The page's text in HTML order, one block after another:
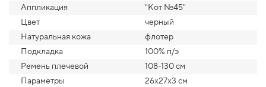
Аппликация
"Кот №45"
Цвет
черный
Натуральная кожа
флотер
Подкладка
100% п/э
Ремень плечевой
108-130 см
Параметры
26х27х3 см